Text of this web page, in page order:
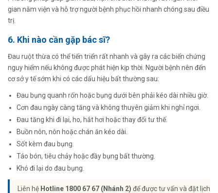
gian nằm viện và hỗ trợ người bệnh phục hồi nhanh chóng sau điều
trị.
6. Khi nào cần gặp bác sĩ?
Đau ruột thừa có thể tiến triển rất nhanh và gây ra các biến chứng
nguy hiểm nếu không được phát hiện kịp thời. Người bệnh nên đến
cơ sở y tế sớm khi có các dấu hiệu bất thường sau:
Đau bụng quanh rốn hoặc bụng dưới bên phải kéo dài nhiều giờ.
Cơn đau ngày càng tăng và không thuyên giảm khi nghỉ ngơi.
Đau tăng khi đi lại, ho, hắt hơi hoặc thay đổi tư thế.
Buồn nôn, nôn hoặc chán ăn kéo dài.
Sốt kèm đau bụng.
Táo bón, tiêu chảy hoặc đầy bụng bất thường.
Khó đi lại do đau bụng.
Liên hệ Hotline 1800 67 67 (Nhánh 2) để được tư vấn và đặt lịch